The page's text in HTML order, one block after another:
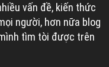
vấn đề, kiến thức
người, hơn nữa blog
tìm tòi được trên